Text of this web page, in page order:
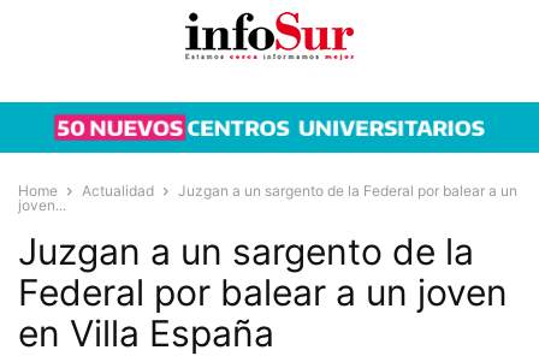
Home Actualidad
Juzgan a un sargento de la Federal por balear a un
joven...
Juzgan a un sargento de la
Federal por balear a un joven
en Villa España